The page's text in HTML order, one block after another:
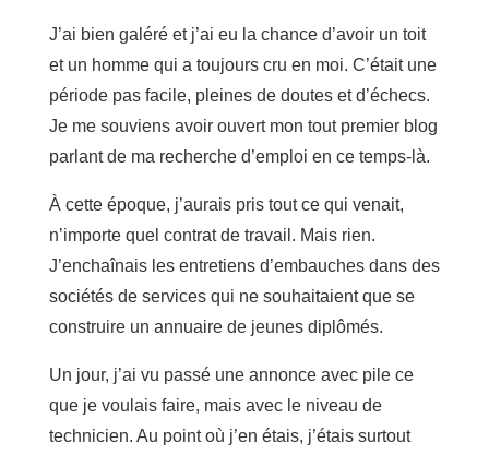
J’ai bien galéré et j’ai eu la chance d’avoir un toit
et un homme qui a toujours cru en moi. C’était une
période pas facile, pleines de doutes et d’échecs.
Je me souviens avoir ouvert mon tout premier blog
parlant de ma recherche d’emploi en ce temps-là.
À cette époque, j’aurais pris tout ce qui venait,
n’importe quel contrat de travail. Mais rien.
J’enchaînais les entretiens d’embauches dans des
sociétés de services qui ne souhaitaient que se
construire un annuaire de jeunes diplômés.
Un jour, j’ai vu passé une annonce avec pile ce
que je voulais faire, mais avec le niveau de
technicien. Au point où j’en étais, j’étais surtout